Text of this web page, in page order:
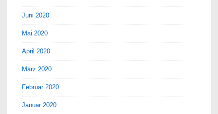
Juni 2020
Mai 2020
April 2020
März 2020
Februar 2020
Januar 2020